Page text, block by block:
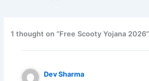
1 thought on “Free Scooty Yojana 2026”
Dev Sharma